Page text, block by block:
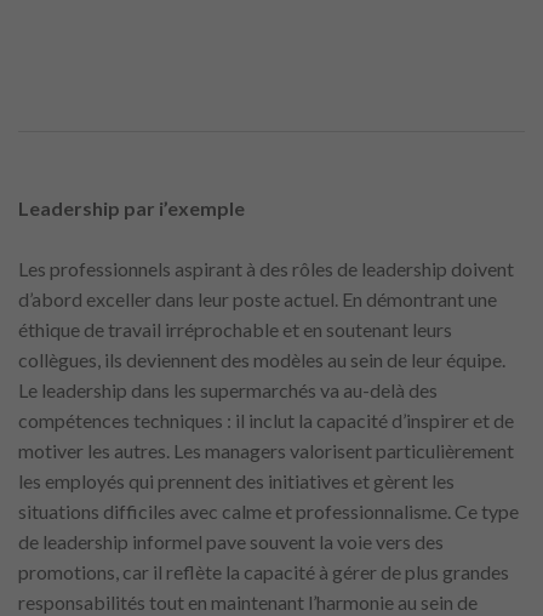
Leadership par i’exemple
Les professionnels aspirant à des rôles de leadership doivent
d’abord exceller dans leur poste actuel. En démontrant une
éthique de travail irréprochable et en soutenant leurs
collègues, ils deviennent des modèles au sein de leur équipe.
Le leadership dans les supermarchés va au-delà des
compétences techniques : il inclut la capacité d’inspirer et de
motiver les autres. Les managers valorisent particulièrement
les employés qui prennent des initiatives et gèrent les
situations difficiles avec calme et professionnalisme. Ce type
de leadership informel pave souvent la voie vers des
promotions, car il reflète la capacité à gérer de plus grandes
responsabilités tout en maintenant l’harmonie au sein de